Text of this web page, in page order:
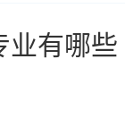
业有哪些